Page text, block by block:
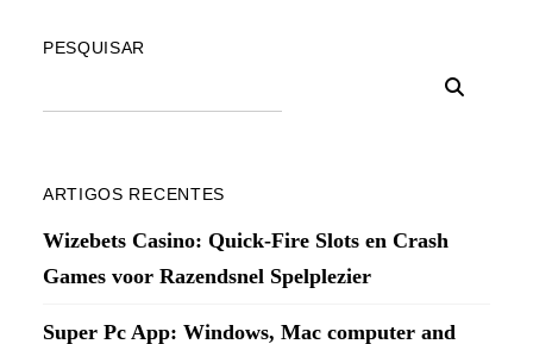
PESQUISAR
ARTIGOS RECENTES
Wizebets Casino: Quick‑Fire Slots en Crash
Games voor Razendsnel Spelplezier
Super Pc App: Windows, Mac computer and